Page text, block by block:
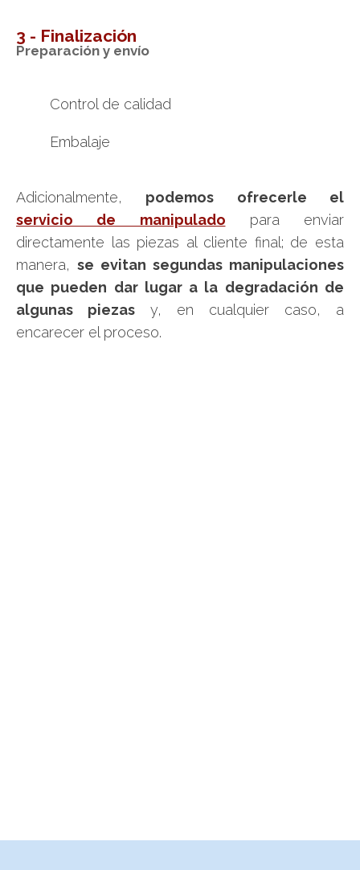
3 - Finalización
Preparación y envío
Control de calidad
Embalaje
Adicionalmente, podemos ofrecerle el
servicio de manipulado para enviar
directamente las piezas al cliente final; de esta
manera, se evitan segundas manipulaciones
que pueden dar lugar a la degradación de
algunas piezas y, en cualquier caso, a
encarecer el proceso.